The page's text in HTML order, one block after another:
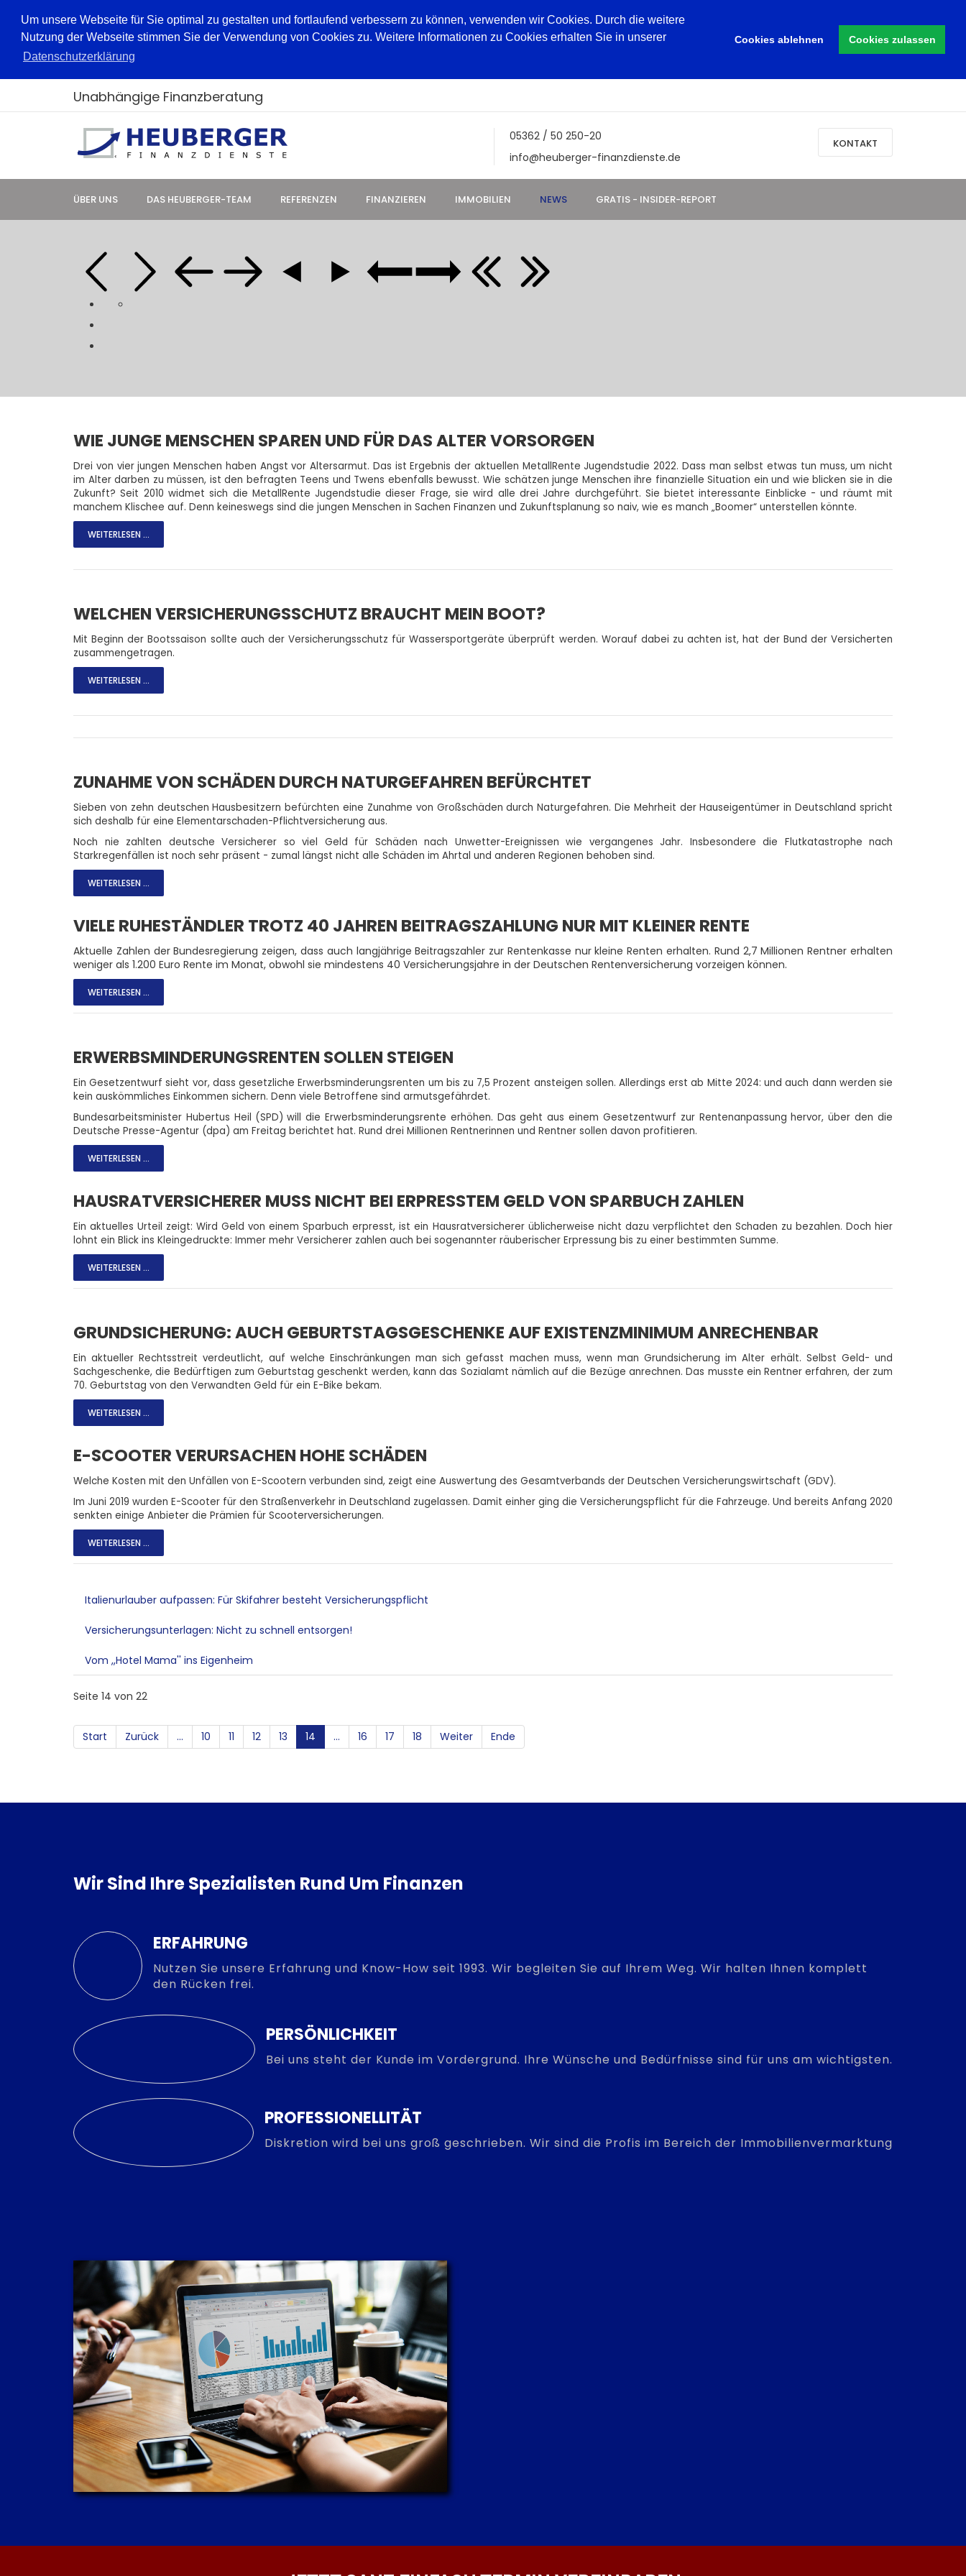
Um unsere Webseite für Sie optimal zu gestalten und fortlaufend verbessern zu können, verwenden wir Cookies. Durch die weitere
Nutzung der Webseite stimmen Sie der Verwendung von Cookies zu. Weitere Informationen zu Cookies erhalten Sie in unserer
Datenschutzerklärung
Cookies ablehnen Cookies zulassen
Unabhängige Finanzberatung
05362 / 50 250-20
info@heuberger-finanzdienste.de
KONTAKT
ÜBER UNS DAS HEUBERGER-TEAM REFERENZEN FINANZIEREN IMMOBILIEN NEWS GRATIS - INSIDER-REPORT
WIE JUNGE MENSCHEN SPAREN UND FÜR DAS ALTER VORSORGEN
Drei von vier jungen Menschen haben Angst vor Altersarmut. Das ist Ergebnis der aktuellen MetallRente Jugendstudie 2022. Dass man selbst etwas tun muss, um nicht
im Alter darben zu müssen, ist den befragten Teens und Twens ebenfalls bewusst. Wie schätzen junge Menschen ihre finanzielle Situation ein und wie blicken sie in die
Zukunft? Seit 2010 widmet sich die MetallRente Jugendstudie dieser Frage, sie wird alle drei Jahre durchgeführt. Sie bietet interessante Einblicke - und räumt mit
manchem Klischee auf. Denn keineswegs sind die jungen Menschen in Sachen Finanzen und Zukunftsplanung so naiv, wie es manch „Boomer“ unterstellen könnte.
WEITERLESEN ...
WELCHEN VERSICHERUNGSSCHUTZ BRAUCHT MEIN BOOT?
Mit Beginn der Bootssaison sollte auch der Versicherungsschutz für Wassersportgeräte überprüft werden. Worauf dabei zu achten ist, hat der Bund der Versicherten
zusammengetragen.
WEITERLESEN ...
ZUNAHME VON SCHÄDEN DURCH NATURGEFAHREN BEFÜRCHTET
Sieben von zehn deutschen Hausbesitzern befürchten eine Zunahme von Großschäden durch Naturgefahren. Die Mehrheit der Hauseigentümer in Deutschland spricht
sich deshalb für eine Elementarschaden-Pflichtversicherung aus.
Noch nie zahlten deutsche Versicherer so viel Geld für Schäden nach Unwetter-Ereignissen wie vergangenes Jahr. Insbesondere die Flutkatastrophe nach
Starkregenfällen ist noch sehr präsent - zumal längst nicht alle Schäden im Ahrtal und anderen Regionen behoben sind.
WEITERLESEN ...
VIELE RUHESTÄNDLER TROTZ 40 JAHREN BEITRAGSZAHLUNG NUR MIT KLEINER RENTE
Aktuelle Zahlen der Bundesregierung zeigen, dass auch langjährige Beitragszahler zur Rentenkasse nur kleine Renten erhalten. Rund 2,7 Millionen Rentner erhalten
weniger als 1.200 Euro Rente im Monat, obwohl sie mindestens 40 Versicherungsjahre in der Deutschen Rentenversicherung vorzeigen können.
WEITERLESEN ...
ERWERBSMINDERUNGSRENTEN SOLLEN STEIGEN
Ein Gesetzentwurf sieht vor, dass gesetzliche Erwerbsminderungsrenten um bis zu 7,5 Prozent ansteigen sollen. Allerdings erst ab Mitte 2024: und auch dann werden sie
kein auskömmliches Einkommen sichern. Denn viele Betroffene sind armutsgefährdet.
Bundesarbeitsminister Hubertus Heil (SPD) will die Erwerbsminderungsrente erhöhen. Das geht aus einem Gesetzentwurf zur Rentenanpassung hervor, über den die
Deutsche Presse-Agentur (dpa) am Freitag berichtet hat. Rund drei Millionen Rentnerinnen und Rentner sollen davon profitieren.
WEITERLESEN ...
HAUSRATVERSICHERER MUSS NICHT BEI ERPRESSTEM GELD VON SPARBUCH ZAHLEN
Ein aktuelles Urteil zeigt: Wird Geld von einem Sparbuch erpresst, ist ein Hausratversicherer üblicherweise nicht dazu verpflichtet den Schaden zu bezahlen. Doch hier
lohnt ein Blick ins Kleingedruckte: Immer mehr Versicherer zahlen auch bei sogenannter räuberischer Erpressung bis zu einer bestimmten Summe.
WEITERLESEN ...
GRUNDSICHERUNG: AUCH GEBURTSTAGSGESCHENKE AUF EXISTENZMINIMUM ANRECHENBAR
Ein aktueller Rechtsstreit verdeutlicht, auf welche Einschränkungen man sich gefasst machen muss, wenn man Grundsicherung im Alter erhält. Selbst Geld- und
Sachgeschenke, die Bedürftigen zum Geburtstag geschenkt werden, kann das Sozialamt nämlich auf die Bezüge anrechnen. Das musste ein Rentner erfahren, der zum
70. Geburtstag von den Verwandten Geld für ein E-Bike bekam.
WEITERLESEN ...
E-SCOOTER VERURSACHEN HOHE SCHÄDEN
Welche Kosten mit den Unfällen von E-Scootern verbunden sind, zeigt eine Auswertung des Gesamtverbands der Deutschen Versicherungswirtschaft (GDV).
Im Juni 2019 wurden E-Scooter für den Straßenverkehr in Deutschland zugelassen. Damit einher ging die Versicherungspflicht für die Fahrzeuge. Und bereits Anfang 2020
senkten einige Anbieter die Prämien für Scooterversicherungen.
WEITERLESEN ...
Italienurlauber aufpassen: Für Skifahrer besteht Versicherungspflicht
Versicherungsunterlagen: Nicht zu schnell entsorgen!
Vom ,,Hotel Mama'' ins Eigenheim
Seite 14 von 22
Start Zurück ... 10 11 12 13 14 ... 16 17 18 Weiter Ende
Wir Sind Ihre Spezialisten Rund Um Finanzen
ERFAHRUNG
Nutzen Sie unsere Erfahrung und Know-How seit 1993. Wir begleiten Sie auf Ihrem Weg. Wir halten Ihnen komplett
den Rücken frei.
PERSÖNLICHKEIT
Bei uns steht der Kunde im Vordergrund. Ihre Wünsche und Bedürfnisse sind für uns am wichtigsten.
PROFESSIONELLITÄT
Diskretion wird bei uns groß geschrieben. Wir sind die Profis im Bereich der Immobilienvermarktung